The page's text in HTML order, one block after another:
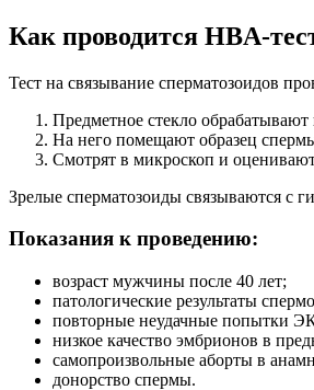
Как проводится HBA-
Тест на связывание сперматозоидов
Предметное стекло
На него помещают образец
Смотрят в микроскоп и
Зрелые сперматозоиды связываются с
Показания к проведению:
возраст мужчины после 40 лет;
патологические результаты
повторные неудачные попытки
низкое качество эмбрионов в
самопроизвольные аборты в
донорство спермы.